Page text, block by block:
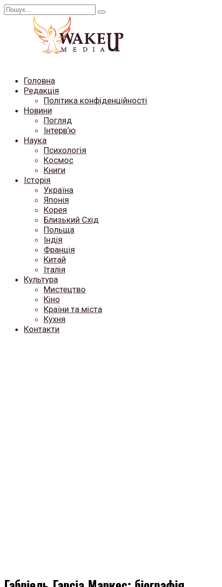
Перейти
Search
Головна
Редакція
Політика конфіденційності
Новини
Погляд
Інтерв’ю
Наука
Психологія
Космос
Книги
Історія
Україна
Японія
Корея
Близький Схід
Польща
Індія
Франція
Китай
Італія
Культура
Мистецтво
Кіно
Країни та міста
Кухня
Контакти